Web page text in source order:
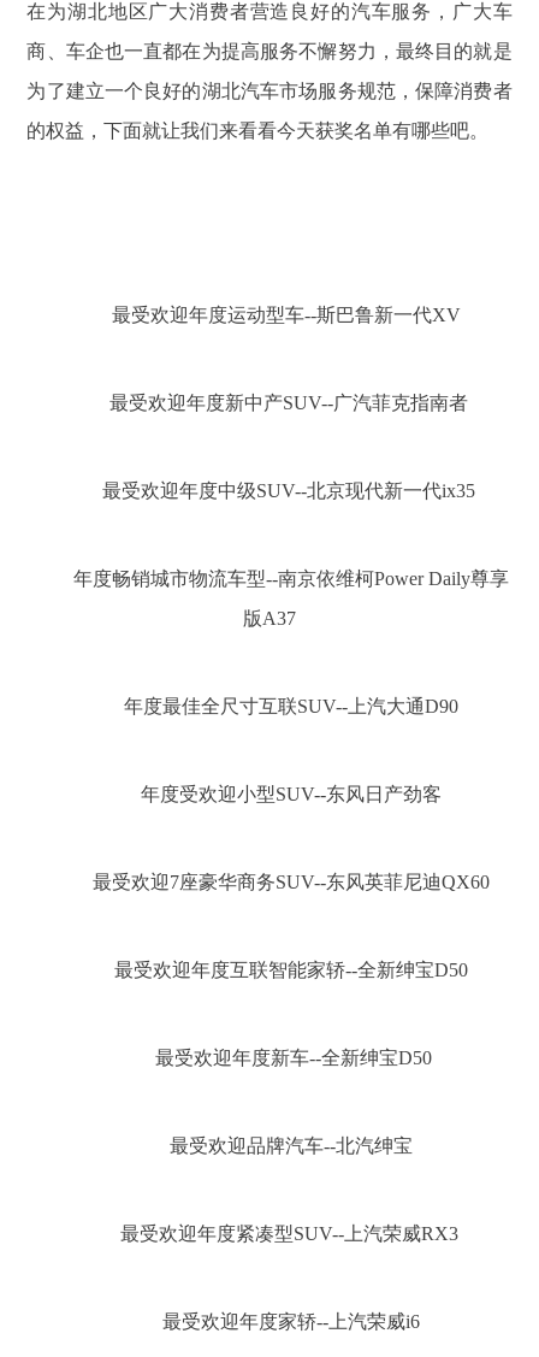
在为湖北地区广大消费者营造良好的汽车服务，广大车
商、车企也一直都在为提高服务不懈努力，最终目的就是
为了建立一个良好的湖北汽车市场服务规范，保障消费者
的权益，下面就让我们来看看今天获奖名单有哪些吧。
最受欢迎年度运动型车--斯巴鲁新一代XV
最受欢迎年度新中产SUV--广汽菲克指南者
最受欢迎年度中级SUV--北京现代新一代ix35
年度畅销城市物流车型--南京依维柯Power Daily尊享
版A37
年度最佳全尺寸互联SUV--上汽大通D90
年度受欢迎小型SUV--东风日产劲客
最受欢迎7座豪华商务SUV--东风英菲尼迪QX60
最受欢迎年度互联智能家轿--全新绅宝D50
最受欢迎年度新车--全新绅宝D50
最受欢迎品牌汽车--北汽绅宝
最受欢迎年度紧凑型SUV--上汽荣威RX3
最受欢迎年度家轿--上汽荣威i6